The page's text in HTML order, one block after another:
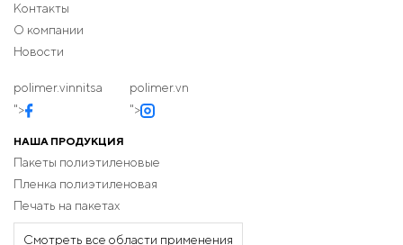
Экологичность и универсальность
Экологически чистые материалы: Все наши пленки
перерабатывать, что способствует снижению воздействия
на окружающую среду.
Использование различных отраслей: Наша продукция
идеально подходит для фасовки продуктов питания,
химических веществ, строительных материалов и многих
Оптовые поставки и оперативная доставка
Контакты
О компании
Новости
polimer.vinnitsa
">
polimer.vn
">
НАША ПРОДУКЦИЯ
Пакеты полиэтиленовые
Пленка полиэтиленовая
Печать на пакетах
Смотреть все области применения